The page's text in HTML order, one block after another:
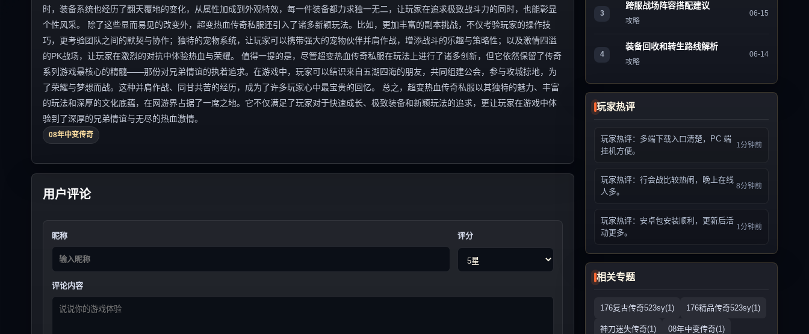
时，装备系统也经历了翻天覆地的变化，从属性加成到外观特效，每一件装备都力求独一无二，让玩家在追求极致战斗力的同时，也能彰显
个性风采。 除了这些显而易见的改变外，超变热血传奇私服还引入了诸多新颖玩法。比如，更加丰富的副本挑战，不仅考验玩家的操作技
巧，更考验团队之间的默契与协作；独特的宠物系统，让玩家可以携带强大的宠物伙伴并肩作战，增添战斗的乐趣与策略性；以及激情四溢
的PK战场，让玩家在激烈的对抗中体验热血与荣耀。 值得一提的是，尽管超变热血传奇私服在玩法上进行了诸多创新，但它依然保留了传奇
系列游戏最核心的精髓——那份对兄弟情谊的执着追求。在游戏中，玩家可以结识来自五湖四海的朋友，共同组建公会，参与攻城掠地，为
了荣耀与梦想而战。这种并肩作战、同甘共苦的经历，成为了许多玩家心中最宝贵的回忆。 总之，超变热血传奇私服以其独特的魅力、丰富
的玩法和深厚的文化底蕴，在网游界占据了一席之地。它不仅满足了玩家对于快速成长、极致装备和新颖玩法的追求，更让玩家在游戏中体
验到了深厚的兄弟情谊与无尽的热血激情。
08年中变传奇
用户评论
昵称 评分
评论内容
3
跨服战场阵容搭配建议
攻略
06-15
4
装备回收和转生路线解析
攻略
06-14
玩家热评
玩家热评：多端下载入口清楚，PC 端
挂机方便。
1分钟前
玩家热评：行会战比较热闹，晚上在线
人多。
8分钟前
玩家热评：安卓包安装顺利，更新后活
动更多。
1分钟前
相关专题
176复古传奇523sy(1) 176精品传奇523sy(1)
神刀迷失传奇(1) 08年中变传奇(1)